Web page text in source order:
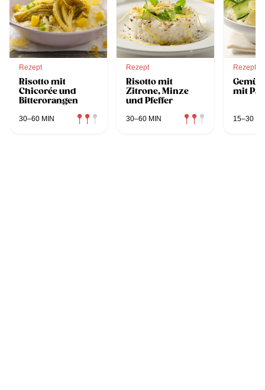
Rezept
Risotto mit
Chicorée und
Bitterorangen
30–60 MIN
Rezept
Risotto mit
Zitrone, Minze
und Pfeffer
30–60 MIN
Rezept
mit
15–30